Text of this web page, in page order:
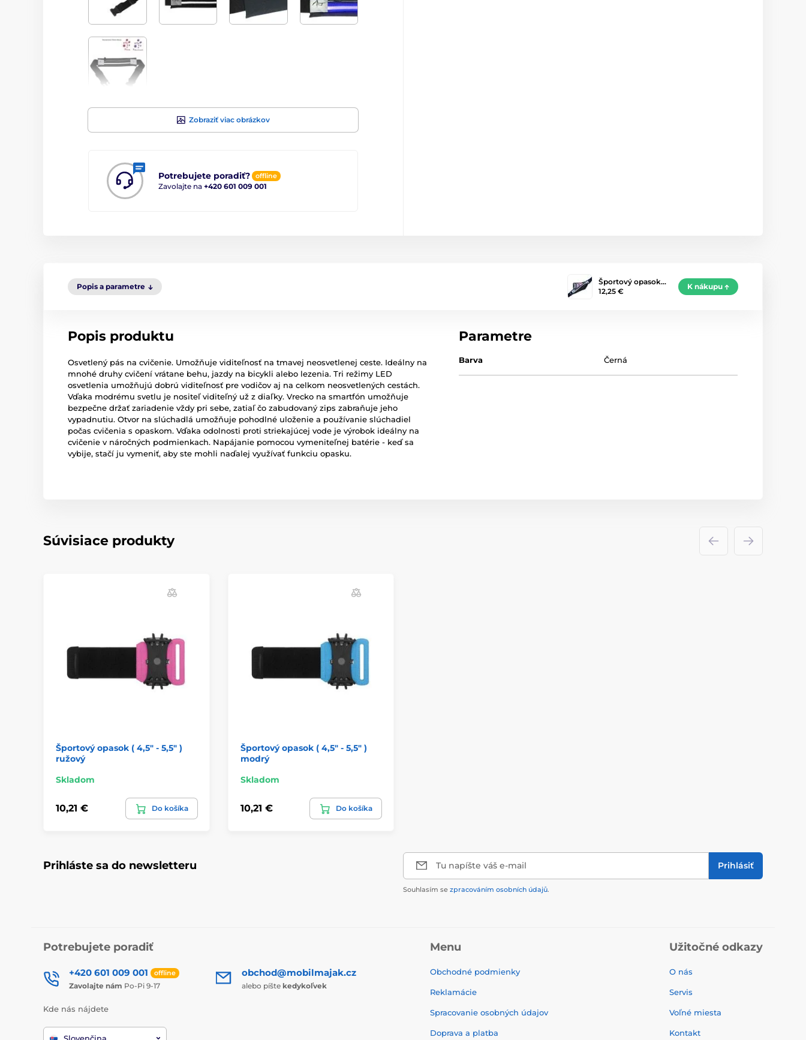
Zobraziť viac obrázkov
Potrebujete poradiť? offline
Zavolajte na +420 601 009 001
Popis a parametre
Športový opasok…
12,25 €
K nákupu
Popis produktu
Osvetlený pás na cvičenie. Umožňuje viditeľnosť na tmavej neosvetlenej ceste. Ideálny na
mnohé druhy cvičení vrátane behu, jazdy na bicykli alebo lezenia. Tri režimy LED
osvetlenia umožňujú dobrú viditeľnosť pre vodičov aj na celkom neosvetlených cestách.
Vďaka modrému svetlu je nositeľ viditeľný už z diaľky. Vrecko na smartfón umožňuje
bezpečne držať zariadenie vždy pri sebe, zatiaľ čo zabudovaný zips zabraňuje jeho
vypadnutiu. Otvor na slúchadlá umožňuje pohodlné uloženie a používanie slúchadiel
počas cvičenia s opaskom. Vďaka odolnosti proti striekajúcej vode je výrobok ideálny na
cvičenie v náročných podmienkach. Napájanie pomocou vymeniteľnej batérie - keď sa
vybije, stačí ju vymeniť, aby ste mohli naďalej využívať funkciu opasku.
Parametre
Barva Černá
Súvisiace produkty
Športový opasok ( 4,5" - 5,5" )
ružový
Skladom
10,21 € Do košíka
Športový opasok ( 4,5" - 5,5" )
modrý
Skladom
10,21 € Do košíka
Prihláste sa do newsletteru Tu napíšte váš e-mail Prihlásiť
Souhlasím se zpracováním osobních údajů.
Potrebujete poradiť
+420 601 009 001 offline
Zavolajte nám Po-Pi 9-17
obchod@mobilmajak.cz
alebo píšte kedykoľvek
Kde nás nájdete
Menu
Obchodné podmienky
Reklamácie
Spracovanie osobných údajov
Doprava a platba
Užitočné odkazy
O nás
Servis
Voľné miesta
Kontakt